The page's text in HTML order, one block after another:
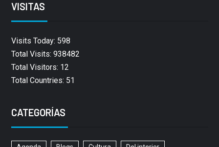
VISITAS
Visits Today: 598
Total Visits: 938482
Total Visitors: 12
Total Countries: 51
CATEGORÍAS